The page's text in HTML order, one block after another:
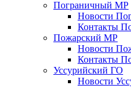
Пограничный МР
Новости
Контакты
Пожарский МР
Новости
Контакты
Уссурийский ГО
Новости